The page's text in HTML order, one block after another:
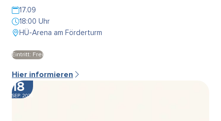
17.09
18:00 Uhr
HÜ-Arena am Förderturm
Eintritt: Frei
Hier informieren
18
SEP. 2026